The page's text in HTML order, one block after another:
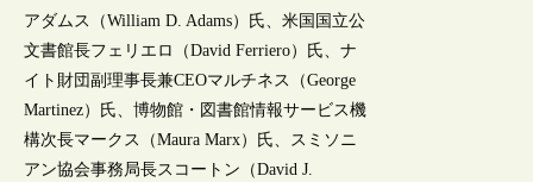
アダムス（William D. Adams）氏、米国国立公
文書館長フェリエロ（David Ferriero）氏、ナ
イト財団副理事長兼CEOマルチネス（George
Martinez）氏、博物館・図書館情報サービス機
構次長マークス（Maura Marx）氏、スミソニ
アン協会事務局長スコートン（David J.